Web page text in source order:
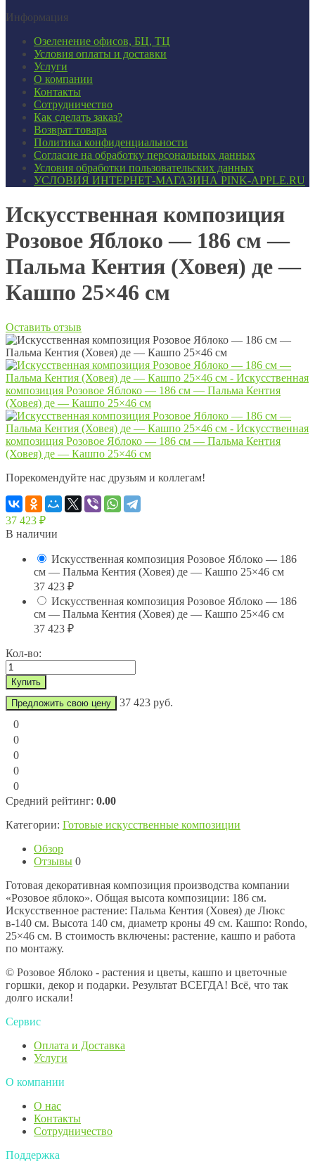
Информация
Озеленение офисов, БЦ, ТЦ
Условия оплаты и доставки
Услуги
О компании
Контакты
Сотрудничество
Как сделать заказ?
Возврат товара
Политика конфиденциальности
Согласие ​на обработку персональных данных
Условия обработки пользовательских данных
УСЛОВИЯ ИНТЕРНЕТ-МАГАЗИНА PINK-APPLE.RU
Искусственная композиция
Розовое Яблоко — 186 см —
Пальма Кентия (Ховея) де —
Кашпо 25×46 см
Оставить отзыв
Порекомендуйте нас друзьям и коллегам!
37 423 ₽
В наличии
Искусственная композиция Розовое Яблоко — 186
см — Пальма Кентия (Ховея) де — Кашпо 25×46 см
37 423 ₽
Искусственная композиция Розовое Яблоко — 186
см — Пальма Кентия (Ховея) де — Кашпо 25×46 см
37 423 ₽
Кол-во:
Предложить свою цену
37 423 руб.
0
0
0
0
0
Средний рейтинг: 0.00
Категории: Готовые искусственные композиции
Обзор
Отзывы 0
Готовая декоративная композиция производства компании
«Розовое яблоко». Общая высота композиции: 186 см.
Искусственное растение: Пальма Кентия (Ховея) де Люкс
в-140 см. Высота 140 см, диаметр кроны 49 см. Кашпо: Rondo,
25×46 см. В стоимость включены: растение, кашпо и работа
по монтажу.
© Розовое Яблоко - растения и цветы, кашпо и цветочные
горшки, декор и подарки. Результат ВСЕГДА! Всё, что так
долго искали!
Сервис
Оплата и Доставка
Услуги
О компании
О нас
Контакты
Сотрудничество
Поддержка